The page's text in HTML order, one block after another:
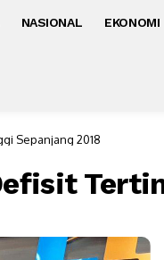
NASIONAL EKONOMI
Sepanjang 2018